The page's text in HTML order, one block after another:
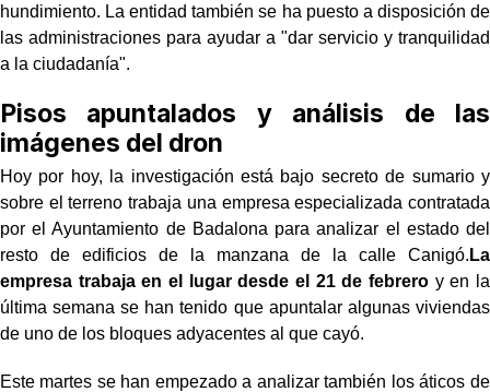
hundimiento. La entidad también se ha puesto a disposición de
las administraciones para ayudar a "dar servicio y tranquilidad
a la ciudadanía".
Pisos apuntalados y análisis de las
imágenes del dron
Hoy por hoy, la investigación está bajo secreto de sumario y
sobre el terreno trabaja una empresa especializada contratada
por el Ayuntamiento de Badalona para analizar el estado del
resto de edificios de la manzana de la calle Canigó. La
empresa trabaja en el lugar desde el 21 de febreroy en la
última semana se han tenido que apuntalar algunas viviendas
de uno de los bloques adyacentes al que cayó.
Este martes se han empezado a analizar también los áticos de